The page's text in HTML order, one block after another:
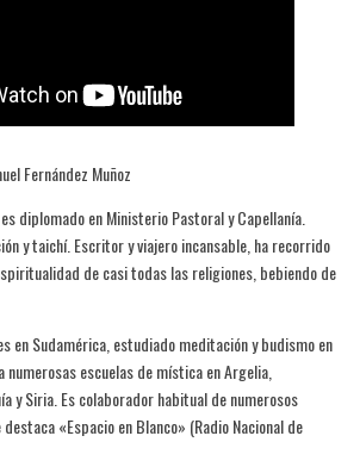
Fernández Muñoz
diplomado en Ministerio Pastoral y Capellanía.
y taichí. Escritor y viajero incansable, ha recorrido
de casi todas las religiones, bebiendo de
en Sudamérica, estudiado meditación y budismo en
numerosas escuelas de mística en Argelia,
y Siria. Es colaborador habitual de numerosos
«Espacio en Blanco» (Radio Nacional de